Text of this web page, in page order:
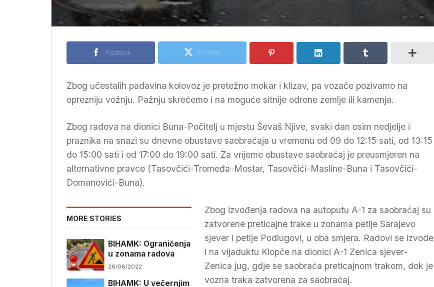
Facebook X Twitter
Zbog učestalih padavina kolovoz je pretežno mokar i klizav, pa vozače pozivamo na
oprezniju vožnju. Pažnju skrećemo i na moguće sitnije odrone zemlje ili kamenja.
Zbog radova na dionici Buna-Počitelj u mjestu Ševaš Njive, svaki dan osim nedjelje i
praznika na snazi su dnevne obustave saobraćaja u vremenu od 09 do 12:15 sati, od 13:15
do 15:00 sati i od 17:00 do 19:00 sati. Za vrijeme obustave saobraćaj je preusmjeren na
alternativne pravce (Tasovčići-Tromeđa-Mostar, Tasovčići-Masline-Buna i Tasovčići-
Domanovići-Buna).
MORE STORIES
BIHAMK: Ograničenja
u zonama radova
26/08/2022
BIHAMK: U večernjim
Zbog izvođenja radova na autoputu A-1 za saobraćaj su
zatvorene preticajne trake u zonama petlje Sarajevo
sjever i petlje Podlugovi, u oba smjera. Radovi se izvode
i na vijaduktu Klopče na dionici A-1 Zenica sjever-
Zenica jug, gdje se saobraća preticajnom trakom, dok je
vozna traka zatvorena za saobraćaj.